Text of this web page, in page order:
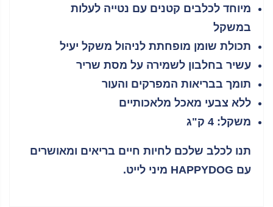
מיוחד לכלבים קטנים עם נטייה לעלות
במשקל
תכולת שומן מופחתת לניהול משקל יעיל
עשיר בחלבון לשמירה על מסת שריר
תומך בבריאות המפרקים והעור
ללא צבעי מאכל מלאכותיים
משקל: 4 ק"ג
תנו לכלב שלכם לחיות חיים בריאים ומאושרים
עם HAPPYDOG מיני לייט.